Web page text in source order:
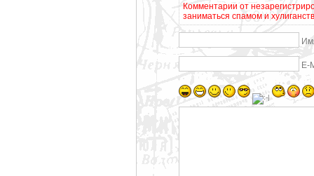
Комментарии от
заниматься спамом и
E-